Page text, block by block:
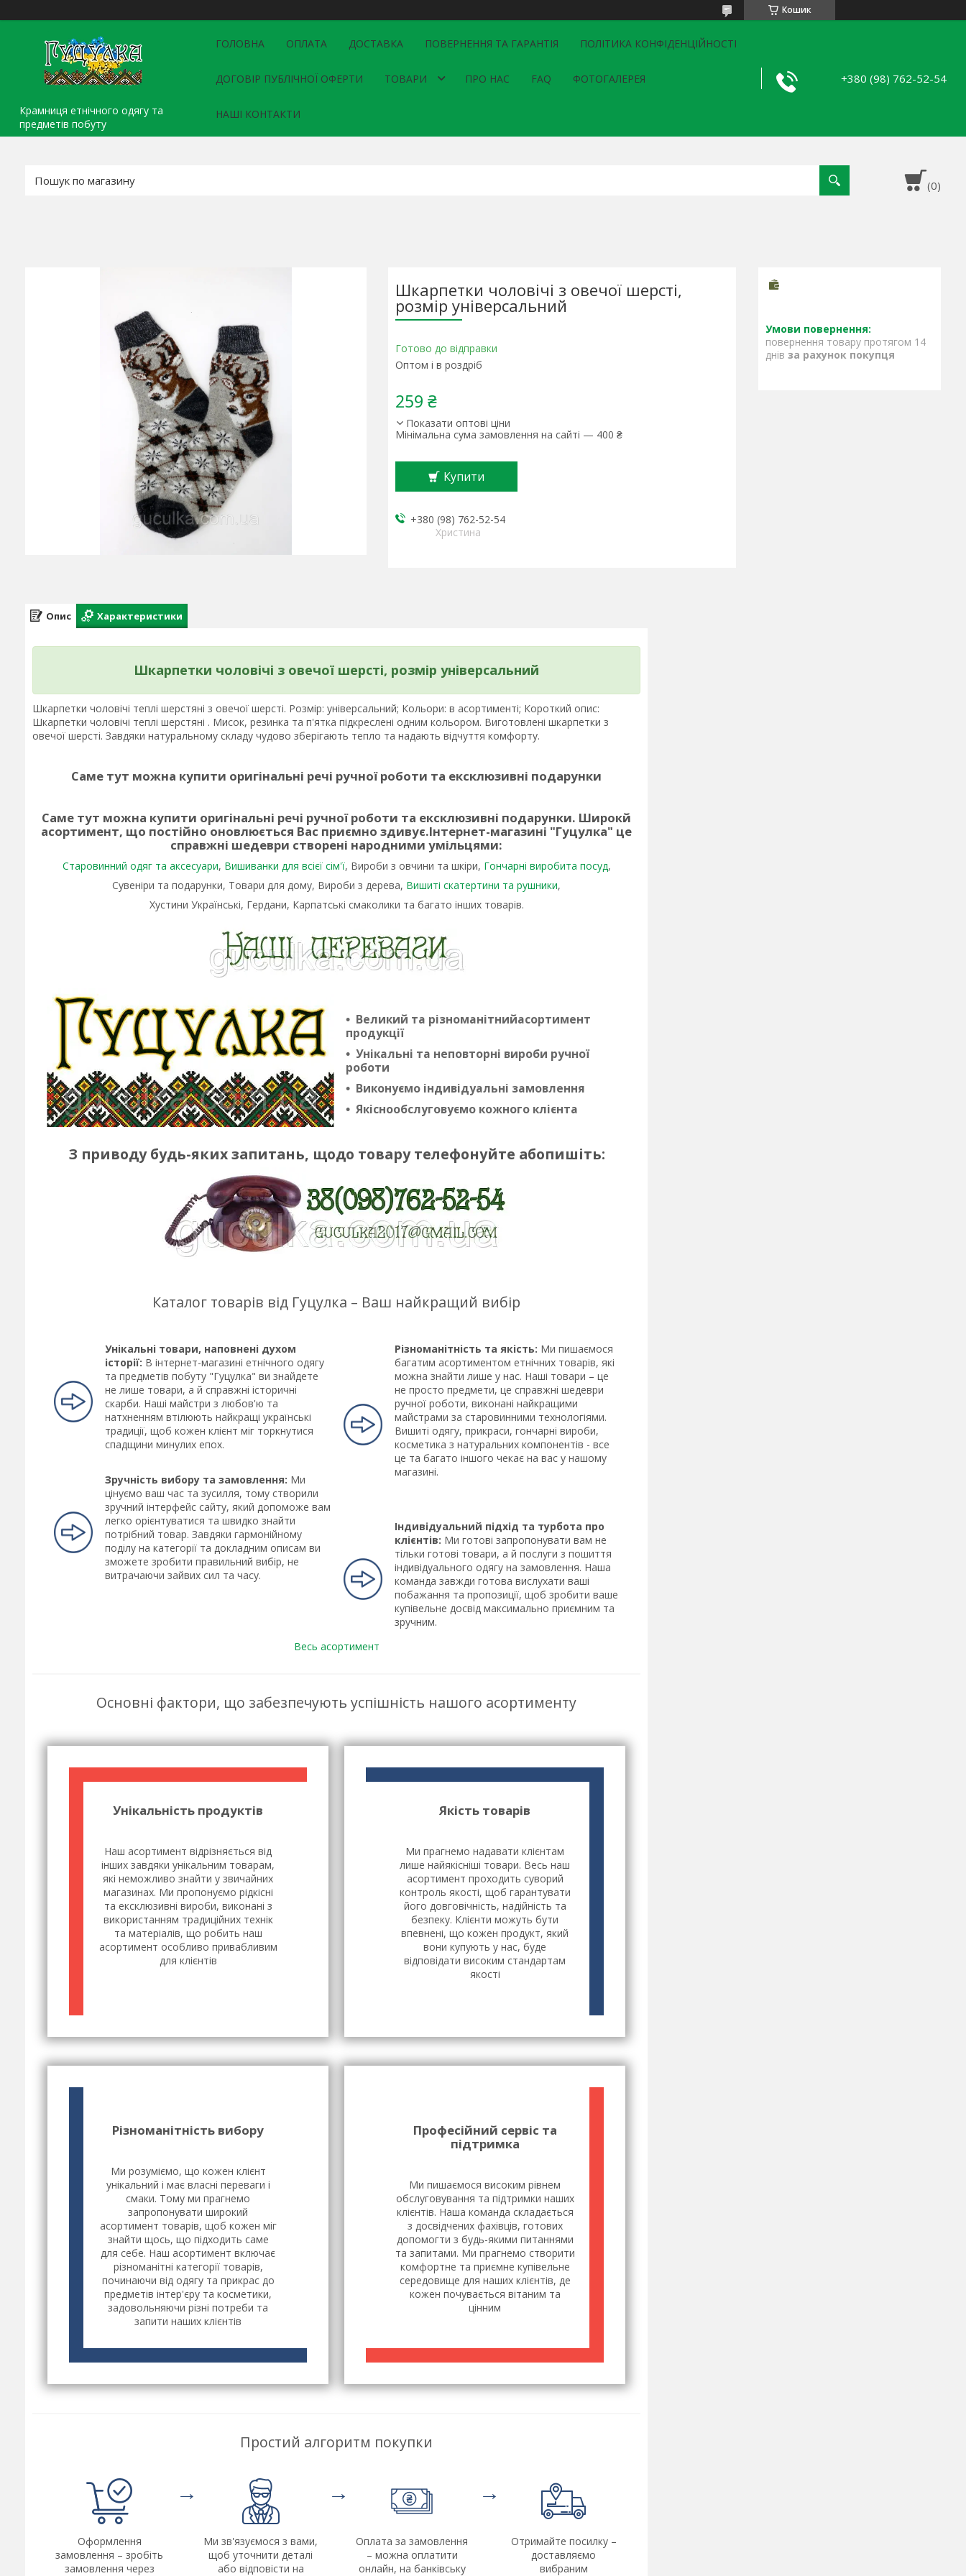
Кошик
Крамниця етнічного одягу та
предметів побуту
ГОЛОВНА ОПЛАТА ДОСТАВКА ПОВЕРНЕННЯ ТА ГАРАНТІЯ ПОЛІТИКА КОНФІДЕНЦІЙНОСТІ
ДОГОВІР ПУБЛІЧНОЇ ОФЕРТИ ТОВАРИ ПРО НАС FAQ ФОТОГАЛЕРЕЯ
НАШІ КОНТАКТИ
+380 (98) 762-52-54
Шкарпетки чоловічі з овечої шерсті,
розмір універсальний
Готово до відправки
Оптом і в роздріб
259 ₴
Показати оптові ціни
Мінімальна сума замовлення на сайті — 400 ₴
Купити
+380 (98) 762-52-54
Христина
повернення товару протягом 14
днів за рахунок покупця
Опис Характеристики
Шкарпетки чоловічі з овечої шерсті, розмір універсальний
Шкарпетки чоловічі теплі шерстяні з овечої шерсті. Розмір: універсальний; Кольори: в асортименті; Короткий опис:
Шкарпетки чоловічі теплі шерстяні . Мисок, резинка та п'ятка підкреслені одним кольором. Виготовлені шкарпетки з
овечої шерсті. Завдяки натуральному складу чудово зберігають тепло та надають відчуття комфорту.
Саме тут можна купити оригінальні речі ручної роботи та ексклюзивні подарунки
Саме тут можна купити оригінальні речі ручної роботи та ексклюзивні подарунки. Широкй
асортимент, що постійно оновлюється Вас приємно здивує.Інтернет-магазині "Гуцулка" це
справжні шедеври створені народними умільцями:
Старовинний одяг та аксесуари, Вишиванки для всієї сім'ї, Вироби з овчини та шкіри, Гончарні виробита посуд,
Сувеніри та подарунки, Товари для дому, Вироби з дерева, Вишиті скатертини та рушники,
Хустини Українські, Гердани, Карпатські смаколики та багато інших товарів.
Великий та різноманітнийасортимент
продукції
Унікальні та неповторні вироби ручної
роботи
Виконуємо індивідуальні замовлення
Якіснообслуговуємо кожного клієнта
З приводу будь-яких запитань, щодо товару телефонуйте абопишіть:
Каталог товарів від Гуцулка – Ваш найкращий вибір
Унікальні товари, наповнені духом
історії: В інтернет-магазині етнічного одягу
та предметів побуту "Гуцулка" ви знайдете
не лише товари, а й справжні історичні
скарби. Наші майстри з любов'ю та
натхненням втілюють найкращі українські
традиції, щоб кожен клієнт міг торкнутися
спадщини минулих епох.
Зручність вибору та замовлення: Ми
цінуємо ваш час та зусилля, тому створили
зручний інтерфейс сайту, який допоможе вам
легко орієнтуватися та швидко знайти
потрібний товар. Завдяки гармонійному
поділу на категорії та докладним описам ви
зможете зробити правильний вибір, не
витрачаючи зайвих сил та часу.
Різноманітність та якість: Ми пишаємося
багатим асортиментом етнічних товарів, які
можна знайти лише у нас. Наші товари – це
не просто предмети, це справжні шедеври
ручної роботи, виконані найкращими
майстрами за старовинними технологіями.
Вишиті одягу, прикраси, гончарні вироби,
косметика з натуральних компонентів - все
це та багато іншого чекає на вас у нашому
магазині.
Індивідуальний підхід та турбота про
клієнтів: Ми готові запропонувати вам не
тільки готові товари, а й послуги з пошиття
індивідуального одягу на замовлення. Наша
команда завжди готова вислухати ваші
побажання та пропозиції, щоб зробити ваше
купівельне досвід максимально приємним та
зручним.
Весь асортимент
Основні фактори, що забезпечують успішність нашого асортименту
Унікальність продуктів
Наш асортимент відрізняється від
інших завдяки унікальним товарам,
які неможливо знайти у звичайних
магазинах. Ми пропонуємо рідкісні
та ексклюзивні вироби, виконані з
використанням традиційних технік
та матеріалів, що робить наш
асортимент особливо привабливим
для клієнтів
Якість товарів
Ми прагнемо надавати клієнтам
лише найякісніші товари. Весь наш
асортимент проходить суворий
контроль якості, щоб гарантувати
його довговічність, надійність та
безпеку. Клієнти можуть бути
впевнені, що кожен продукт, який
вони купують у нас, буде
відповідати високим стандартам
якості
Різноманітність вибору
Ми розуміємо, що кожен клієнт
унікальний і має власні переваги і
смаки. Тому ми прагнемо
запропонувати широкий
асортимент товарів, щоб кожен міг
знайти щось, що підходить саме
для себе. Наш асортимент включає
різноманітні категорії товарів,
починаючи від одягу та прикрас до
предметів інтер'єру та косметики,
задовольняючи різні потреби та
запити наших клієнтів
Професійний сервіс та
підтримка
Ми пишаємося високим рівнем
обслуговування та підтримки наших
клієнтів. Наша команда складається
з досвідчених фахівців, готових
допомогти з будь-якими питаннями
та запитами. Ми прагнемо створити
комфортне та приємне купівельне
середовище для наших клієнтів, де
кожен почувається вітаним та
цінним
Простий алгоритм покупки
Оформлення
замовлення – зробіть
замовлення через
→
Ми зв'язуємося з вами,
щоб уточнити деталі
або відповісти на
→
Оплата за замовлення
– можна оплатити
онлайн, на банківську
→
Отримайте посилку –
доставляємо
вибраним